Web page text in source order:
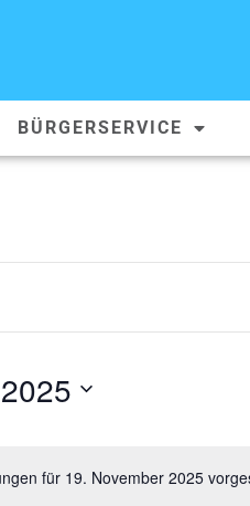
BÜRGERSERVICE
für 19. November 2025